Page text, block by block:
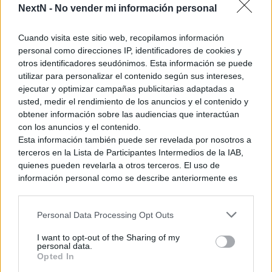
NextN - No vender mi información personal
Cuando visita este sitio web, recopilamos información
personal como direcciones IP, identificadores de cookies y
otros identificadores seudónimos. Esta información se puede
utilizar para personalizar el contenido según sus intereses,
ejecutar y optimizar campañas publicitarias adaptadas a
usted, medir el rendimiento de los anuncios y el contenido y
obtener información sobre las audiencias que interactúan
con los anuncios y el contenido.
Esta información también puede ser revelada por nosotros a
terceros en la Lista de Participantes Intermedios de la IAB,
quienes pueden revelarla a otros terceros. El uso de
información personal como se describe anteriormente es
generamos contenido relevante para nuestra audiencia.
recopilación y uso de datos en nuestra Política de
Privacidad.
Personal Data Processing Opt Outs
I want to opt-out of the Sharing of my
personal data.
Opted In
Los 10 artículos más leídos de 2013: Top 5
través de la difusión de códigos QR que servían para
descargar las demos de la eShop.